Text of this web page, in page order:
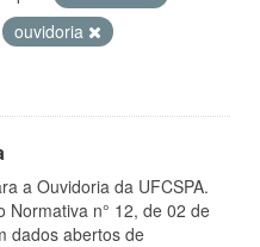
ouvidoria
a Ouvidoria da UFCSPA.
Normativa n° 12, de 02 de
dados abertos de